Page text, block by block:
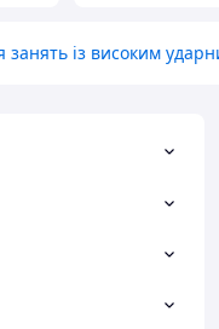
занять із високим